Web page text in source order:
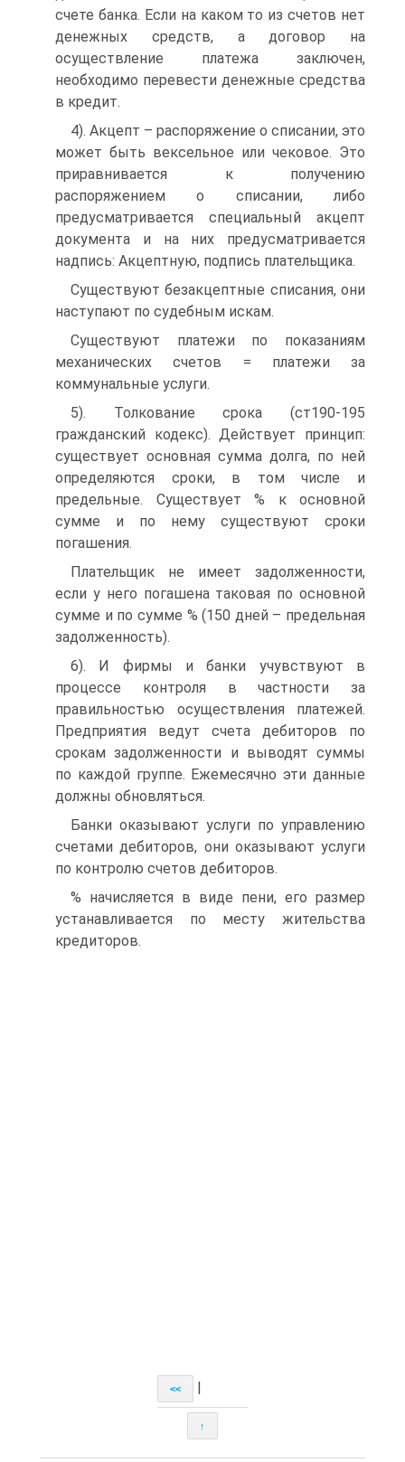
счете банка. Если на каком то из счетов нет
денежных средств, а договор на
осуществление платежа заключен,
необходимо перевести денежные средства
в кредит.
4). Акцепт – распоряжение о списании, это
может быть вексельное или чековое. Это
приравнивается к получению
распоряжением о списании, либо
предусматривается специальный акцепт
документа и на них предусматривается
надпись: Акцептную, подпись плательщика.
Существуют безакцептные списания, они
наступают по судебным искам.
Существуют платежи по показаниям
механических счетов = платежи за
коммунальные услуги.
5). Толкование срока (ст190-195
гражданский кодекс). Действует принцип:
существует основная сумма долга, по ней
определяются сроки, в том числе и
предельные. Существует % к основной
сумме и по нему существуют сроки
погашения.
Плательщик не имеет задолженности,
если у него погашена таковая по основной
сумме и по сумме % (150 дней – предельная
задолженность).
6). И фирмы и банки учувствуют в
процессе контроля в частности за
правильностью осуществления платежей.
Предприятия ведут счета дебиторов по
срокам задолженности и выводят суммы
по каждой группе. Ежемесячно эти данные
должны обновляться.
Банки оказывают услуги по управлению
счетами дебиторов, они оказывают услуги
по контролю счетов дебиторов.
% начисляется в виде пени, его размер
устанавливается по месту жительства
кредиторов.
<< |
↑